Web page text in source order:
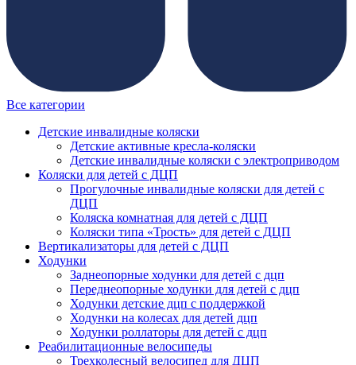
Все категории
Детские инвалидные коляски
Детские активные кресла-коляски
Детские инвалидные коляски с электроприводом
Коляски для детей с ДЦП
Прогулочные инвалидные коляски для детей с
ДЦП
Коляска комнатная для детей с ДЦП
Коляски типа «Трость» для детей с ДЦП
Вертикализаторы для детей с ДЦП
Ходунки
Заднеопорные ходунки для детей с дцп
Переднеопорные ходунки для детей с дцп
Ходунки детские дцп с поддержкой
Ходунки на колесах для детей дцп
Ходунки роллаторы для детей с дцп
Реабилитационные велосипеды
Трехколесный велосипед для ДЦП